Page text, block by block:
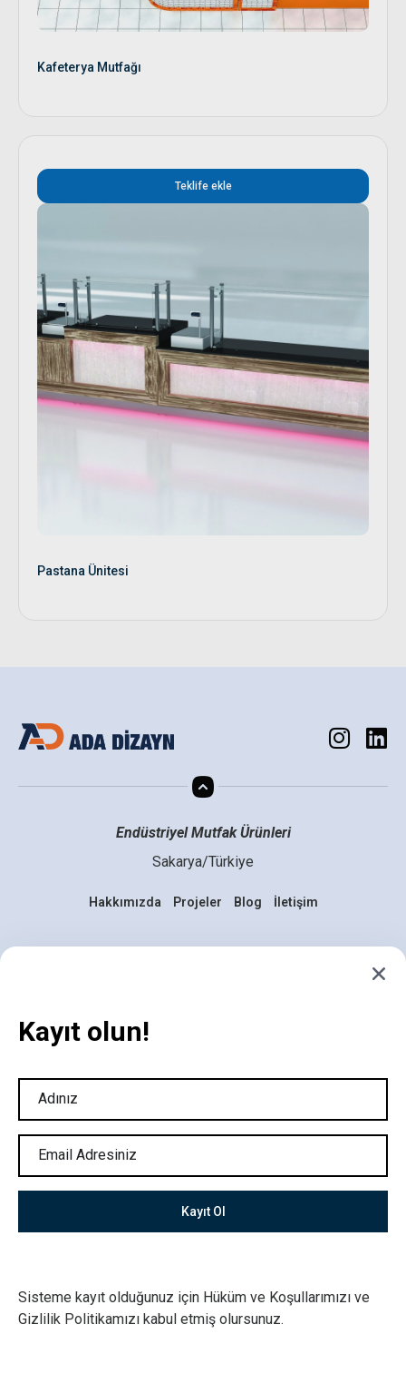
Kafeterya Mutfağı
Pastana Ünitesi
Teklife ekle
Endüstriyel Mutfak Ürünleri
Sakarya/Türkiye
Hakkımızda Projeler Blog İletişim
Alışveriş Yap!
+90 264 281 25 91
Serdivan/SAKARYA
Kayıt olun!
Kayıt Ol
Sisteme kayıt olduğunuz için Hüküm ve Koşullarımızı ve
Gizlilik Politikamızı kabul etmiş olursunuz.